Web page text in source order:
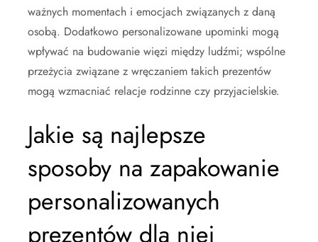
ważnych momentach i emocjach związanych z daną
osobą. Dodatkowo personalizowane upominki mogą
wpływać na budowanie więzi między ludźmi; wspólne
przeżycia związane z wręczaniem takich prezentów
mogą wzmacniać relacje rodzinne czy przyjacielskie.
Jakie są najlepsze
sposoby na zapakowanie
personalizowanych
prezentów dla niej